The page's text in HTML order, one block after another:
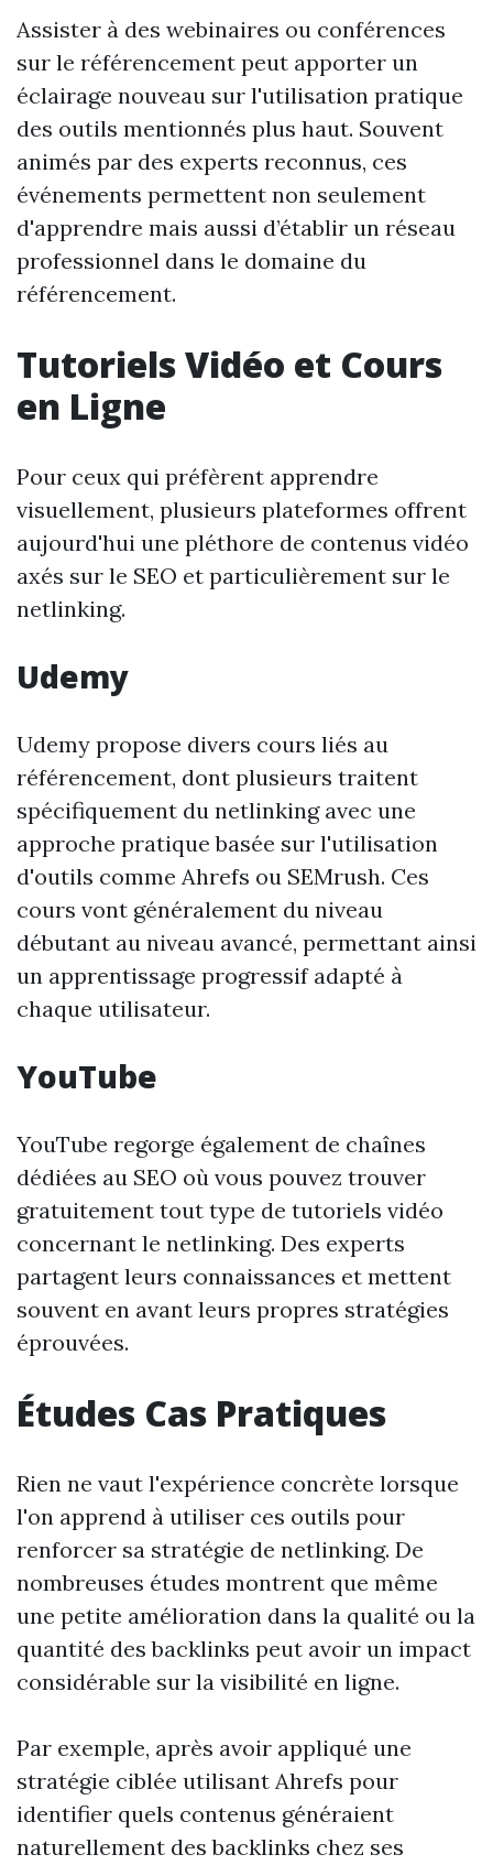
Assister à des webinaires ou conférences
sur le référencement peut apporter un
éclairage nouveau sur l'utilisation pratique
des outils mentionnés plus haut. Souvent
animés par des experts reconnus, ces
événements permettent non seulement
d'apprendre mais aussi d’établir un réseau
professionnel dans le domaine du
référencement.
Tutoriels Vidéo et Cours
en Ligne
Pour ceux qui préfèrent apprendre
visuellement, plusieurs plateformes offrent
aujourd'hui une pléthore de contenus vidéo
axés sur le SEO et particulièrement sur le
netlinking.
Udemy
Udemy propose divers cours liés au
référencement, dont plusieurs traitent
spécifiquement du netlinking avec une
approche pratique basée sur l'utilisation
d'outils comme Ahrefs ou SEMrush. Ces
cours vont généralement du niveau
débutant au niveau avancé, permettant ainsi
un apprentissage progressif adapté à
chaque utilisateur.
YouTube
YouTube regorge également de chaînes
dédiées au SEO où vous pouvez trouver
gratuitement tout type de tutoriels vidéo
concernant le netlinking. Des experts
partagent leurs connaissances et mettent
souvent en avant leurs propres stratégies
éprouvées.
Études Cas Pratiques
Rien ne vaut l'expérience concrète lorsque
l'on apprend à utiliser ces outils pour
renforcer sa stratégie de netlinking. De
nombreuses études montrent que même
une petite amélioration dans la qualité ou la
quantité des backlinks peut avoir un impact
considérable sur la visibilité en ligne.
Par exemple, après avoir appliqué une
stratégie ciblée utilisant Ahrefs pour
identifier quels contenus généraient
naturellement des backlinks chez ses